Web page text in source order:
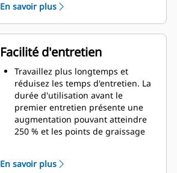
et les rend parfaitement adaptés à
des applications en intérieur.
butées supérieures et inférieures
extra-robustes résistantes à
l'abrasion sur l'enveloppe du
grappin.
Une robustesse sur laquelle vous
pouvez compter. Les dents et
pointes intérieures robustes sont
fabriquées dans un acier de haute
qualité, résistant à l'abrasion et à
l'usure métal sur métal. Les points
de charnière sont moulés pour
Augmentez la durée de service de
En savoir plus
Facilité d'entretien
Travaillez plus longtemps et
réduisez les temps d'entretien. La
durée d'utilisation avant le
premier entretien présente une
augmentation pouvant atteindre
250 % et les points de graissage
Les composants hydrauliques
En savoir plus